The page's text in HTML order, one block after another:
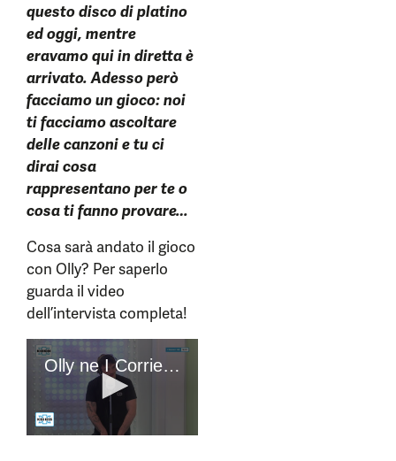
questo disco di platino
ed oggi, mentre
eravamo qui in diretta è
arrivato. Adesso però
facciamo un gioco: noi
ti facciamo ascoltare
delle canzoni e tu ci
dirai cosa
rappresentano per te o
cosa ti fanno provare…
Cosa sarà andato il gioco
con Olly? Per saperlo
guarda il video
dell’intervista completa!